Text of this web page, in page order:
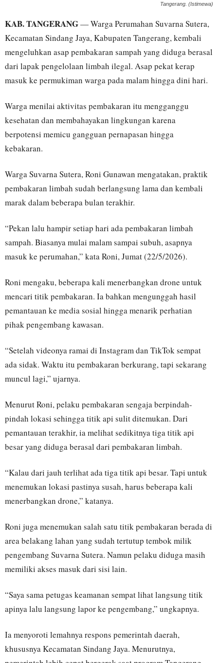
Tangerang. (Istimewa)
KAB. TANGERANG— Warga Perumahan Suvarna Sutera,
Kecamatan Sindang Jaya, Kabupaten Tangerang, kembali
mengeluhkan asap pembakaran sampah yang diduga berasal
dari lapak pengelolaan limbah ilegal. Asap pekat kerap
masuk ke permukiman warga pada malam hingga dini hari.
Warga menilai aktivitas pembakaran itu mengganggu
kesehatan dan membahayakan lingkungan karena
berpotensi memicu gangguan pernapasan hingga
kebakaran.
Warga Suvarna Sutera, Roni Gunawan mengatakan, praktik
pembakaran limbah sudah berlangsung lama dan kembali
marak dalam beberapa bulan terakhir.
“Pekan lalu hampir setiap hari ada pembakaran limbah
sampah. Biasanya mulai malam sampai subuh, asapnya
masuk ke perumahan,” kata Roni, Jumat (22/5/2026).
Roni mengaku, beberapa kali menerbangkan drone untuk
mencari titik pembakaran. Ia bahkan mengunggah hasil
pemantauan ke media sosial hingga menarik perhatian
pihak pengembang kawasan.
“Setelah videonya ramai di Instagram dan TikTok sempat
ada sidak. Waktu itu pembakaran berkurang, tapi sekarang
muncul lagi,” ujarnya.
Menurut Roni, pelaku pembakaran sengaja berpindah-
pindah lokasi sehingga titik api sulit ditemukan. Dari
pemantauan terakhir, ia melihat sedikitnya tiga titik api
besar yang diduga berasal dari pembakaran limbah.
“Kalau dari jauh terlihat ada tiga titik api besar. Tapi untuk
menemukan lokasi pastinya susah, harus beberapa kali
menerbangkan drone,” katanya.
Roni juga menemukan salah satu titik pembakaran berada di
area belakang lahan yang sudah tertutup tembok milik
pengembang Suvarna Sutera. Namun pelaku diduga masih
memiliki akses masuk dari sisi lain.
“Saya sama petugas keamanan sempat lihat langsung titik
apinya lalu langsung lapor ke pengembang,” ungkapnya.
Ia menyoroti lemahnya respons pemerintah daerah,
khususnya Kecamatan Sindang Jaya. Menurutnya,